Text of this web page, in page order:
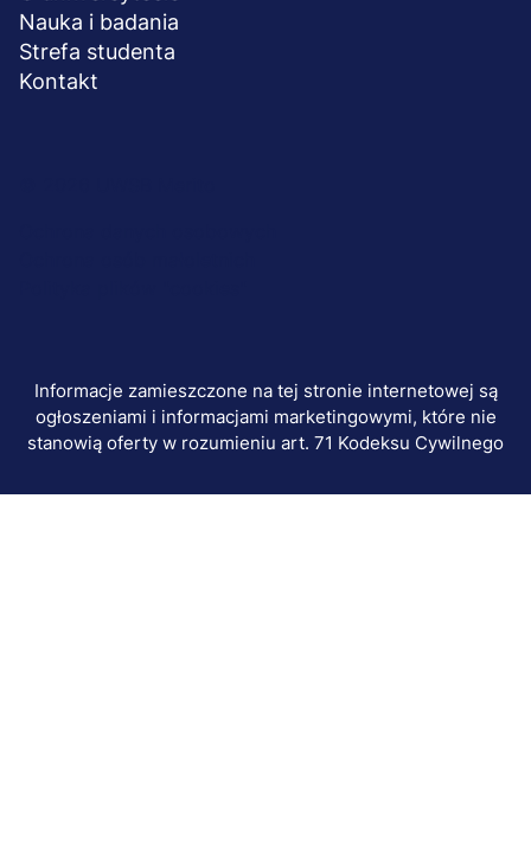
Nauka i badania
Strefa studenta
Kontakt
Informacje zamieszczone na tej stronie internetowej są
ogłoszeniami i informacjami marketingowymi, które nie
stanowią oferty w rozumieniu art. 71 Kodeksu Cywilnego